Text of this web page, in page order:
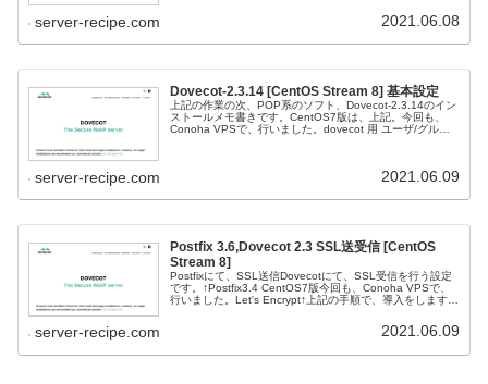
server-recipe.com 2021.06.08
Dovecot-2.3.14 [CentOS Stream 8] 基本設定
上記の作業の次、POP系のソフト、Dovecot-2.3.14のイン
ストールメモ書きです。CentOS7版は、上記。今回も、
Conoha VPSで、行いました。dovecot 用 ユーザ/グルー
server-recipe.com 2021.06.09
Postfix 3.6,Dovecot 2.3 SSL送受信 [CentOS
Stream 8]
Postfixにて、SSL送信Dovecotにて、SSL受信を行う設定
です。↑Postfix3.4 CentOS7版今回も、Conoha VPSで、
行いました。Let's Encrypt↑上記の手順で、導入をします。
server-recipe.com 2021.06.09